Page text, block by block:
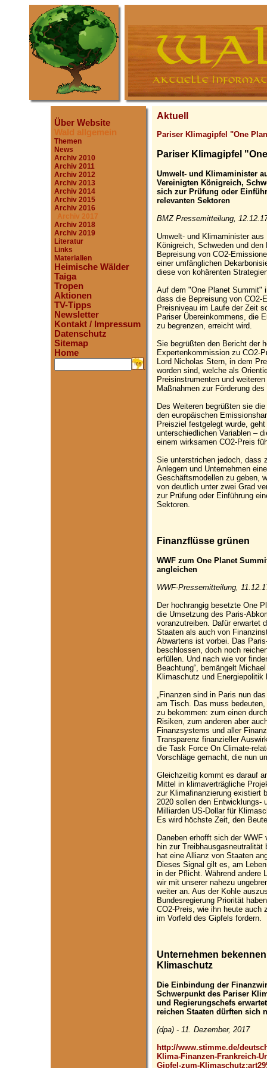
Über Website
Wald allgemein
Themen
News
Archiv 2010
Archiv 2011
Archiv 2012
Archiv 2013
Archiv 2014
Archiv 2015
Archiv 2016
Archiv 2017
Archiv 2018
Archiv 2019
Literatur
Links
Materialien
Heimische Wälder
Taiga
Tropen
Aktionen
TV-Tipps
Newsletter
Kontakt / Impressum
Datenschutz
Sitemap
Home
.
Aktuell
Pariser Klimagipfel "One
Pariser Klimagipfel
Umwelt- und Klimaminister
Vereinigten Königreich,
sich zur Prüfung oder
relevanten Sektoren
BMZ Pressemitteilung,
Umwelt- und Klimaminister
Königreich, Schweden und
Bepreisung von CO2-
einer umfänglichen
diese von kohärenten
Auf dem "One Planet Summit"
dass die Bepreisung von
Preisniveau im Laufe der Zeit
Pariser Übereinkommens, die
zu begrenzen, erreicht wird.
Sie begrüßten den Bericht der
Expertenkommission zu CO2-
Lord Nicholas Stern, in dem
worden sind, welche als
Preisinstrumenten und
Maßnahmen zur Förderung
Des Weiteren begrüßten sie
den europäischen
Preisziel festgelegt wurde,
unterschiedlichen Variablen –
einem wirksamen CO2-Preis
Sie unterstrichen jedoch, dass
Anlegern und Unternehmen
Geschäftsmodellen zu geben,
von deutlich unter zwei Grad
zur Prüfung oder Einführung
Sektoren.
Finanzflüsse grünen
WWF zum One Planet
angleichen
WWF-Pressemitteilung,
Der hochrangig besetzte One
die Umsetzung des Paris-
voranzutreiben. Dafür erwartet
Staaten als auch von
Abwartens ist vorbei. Das
beschlossen, doch noch
erfüllen. Und nach wie vor
Beachtung“, bemängelt
Klimaschutz und Energiepolitik
„Finanzen sind in Paris nun
am Tisch. Das muss
zu bekommen: zum einen
Risiken, zum anderen aber
Finanzsystems und aller
Transparenz finanzieller
die Task Force On Climate-
Vorschläge gemacht, die nun
Gleichzeitig kommt es darauf
Mittel in klimaverträgliche
zur Klimafinanzierung existiert
2020 sollen den Entwicklungs-
Milliarden US-Dollar für
Es wird höchste Zeit, den
Daneben erhofft sich der
hin zur Treibhausgasneutralität
hat eine Allianz von Staaten
Dieses Signal gilt es, am
in der Pflicht. Während andere
wir mit unserer nahezu
weiter an. Aus der Kohle
Bundesregierung Priorität
CO2-Preis, wie ihn heute auch
im Vorfeld des Gipfels fordern.
Unternehmen
Klimaschutz
Die Einbindung der
Schwerpunkt des Pariser
und Regierungschefs
reichen Staaten dürften sich
(dpa) - 11. Dezember, 2017
http://www.stimme.de/
Klima-Finanzen-Frankreich-
Gipfel-zum-